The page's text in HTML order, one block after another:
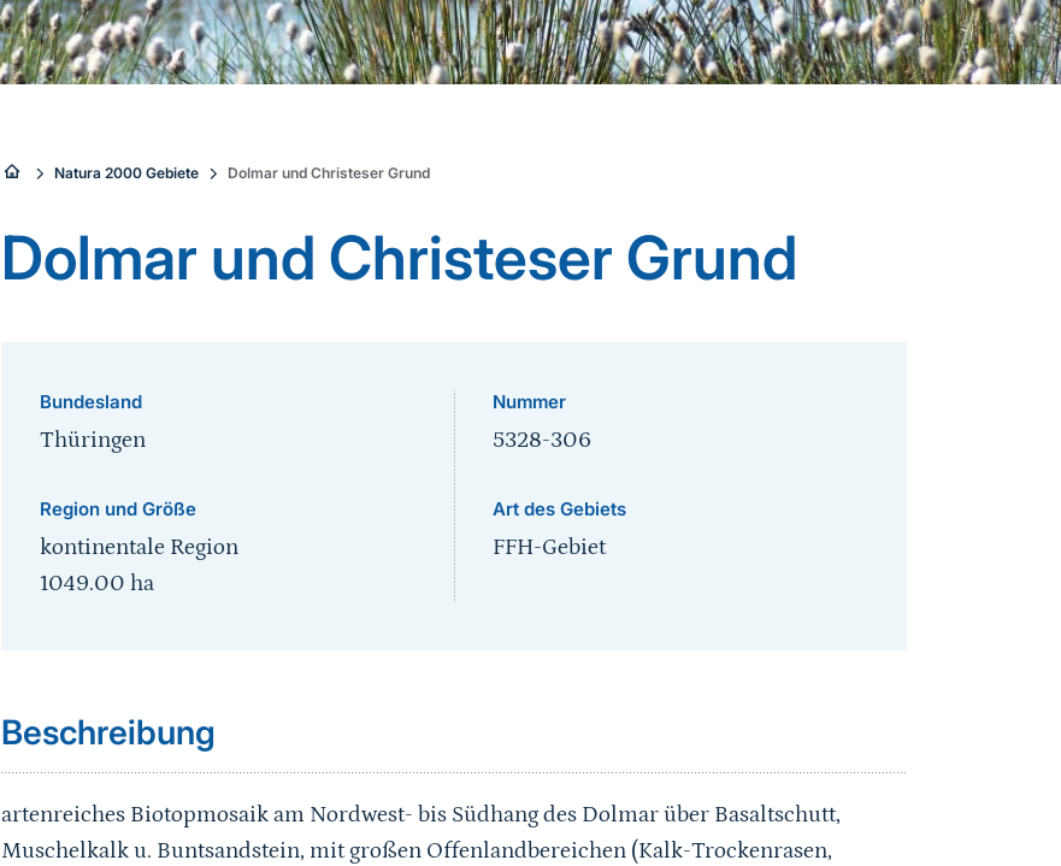
Sie
sind
hier:
Natura 2000 Gebiete Dolmar und Christeser Grund
Dolmar und Christeser Grund
Bundesland
Thüringen
Region und Größe
kontinentale Region
1049.00 ha
Nummer
5328-306
Art des Gebiets
FFH-Gebiet
Beschreibung
artenreiches Biotopmosaik am Nordwest- bis Südhang des Dolmar über Basaltschutt,
Muschelkalk u. Buntsandstein, mit großen Offenlandbereichen (Kalk-Trockenrasen,